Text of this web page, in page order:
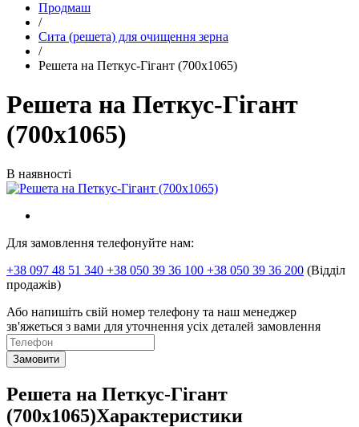
Продмаш
/
Сита (решета) для очищення зерна
/
Решета на Петкус-Гігант (700х1065)
Решета на Петкус-Гігант
(700х1065)
В наявності
Для замовлення телефонуйте нам:
+38 097 48 51 340 +38 050 39 36 100 +38 050 39 36 200 (Відділ
продажів)
Або напишіть свій номер телефону та наш менеджер
зв'яжеться з вами для уточнення усіх деталей замовлення
Замовити
Решета на Петкус-Гігант
(700х1065)Характеристики